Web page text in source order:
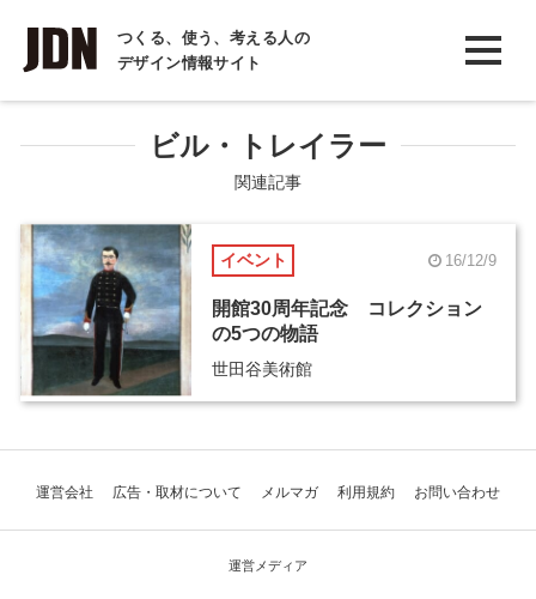
つくる、使う、考える人の
デザイン情報サイト
INTERVIEW
インタビュー
REPORT
COLUMN
コラム
ビル・トレイラー
関連記事
イベント 16/12/9
開館30周年記念 コレクション
の5つの物語
世田谷美術館
運営会社 広告・取材について メルマガ 利用規約 お問い合わせ
運営メディア